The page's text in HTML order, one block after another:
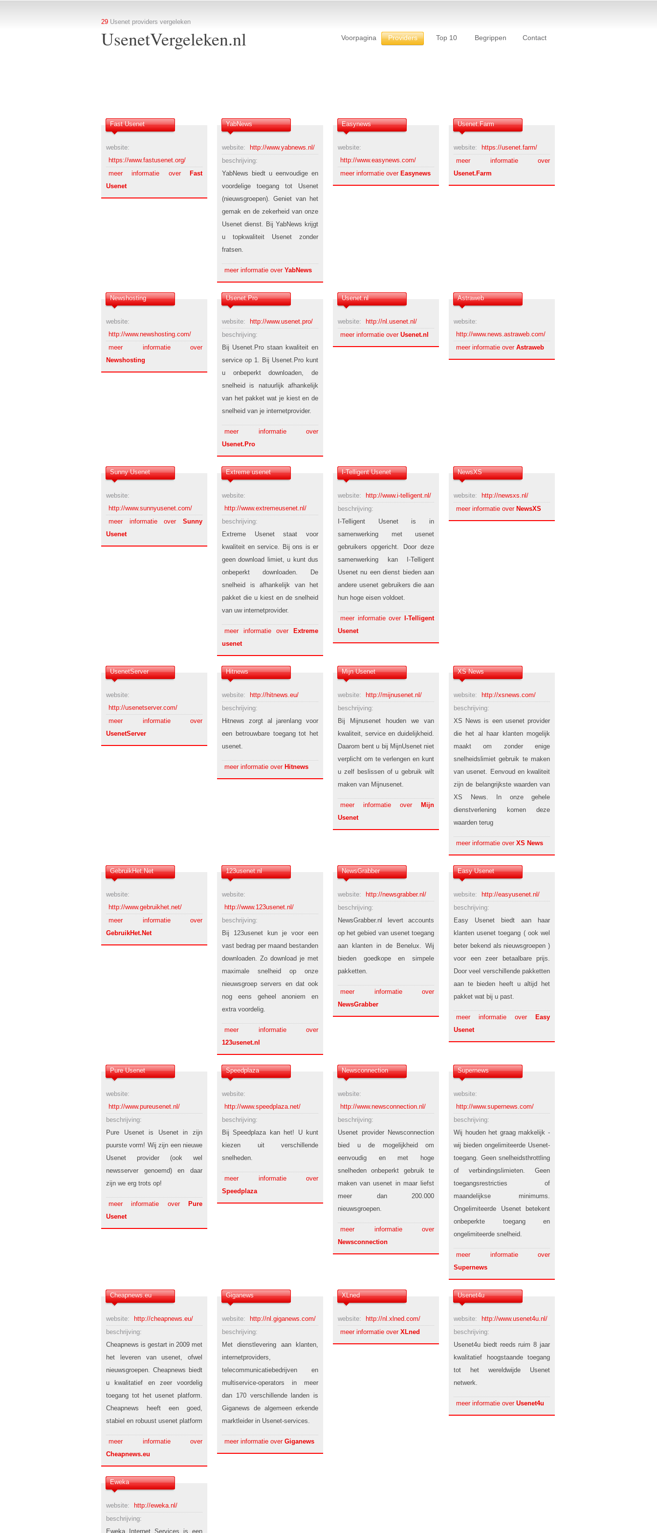
29 Usenet providers vergeleken
UsenetVergeleken.nl Voorpagina Providers Top 10 Begrippen Contact
Fast Usenet
website:
https://www.fastusenet.org/
meer informatie over
Fast
Usenet
YabNews
website:
http://www.yabnews.nl/
beschrijving:
YabNews biedt u eenvoudige en
voordelige toegang tot Usenet
(nieuwsgroepen). Geniet van het
gemak en de zekerheid van onze
Usenet dienst. Bij YabNews krijgt
u topkwaliteit Usenet zonder
fratsen.
meer informatie over YabNews
Easynews
website:
http://www.easynews.com/
meer informatie over Easynews
Usenet.Farm
website:
https://usenet.farm/
meer informatie over
Usenet.Farm
Newshosting
website:
http://www.newshosting.com/
meer informatie over
Newshosting
Usenet.Pro
website:
http://www.usenet.pro/
beschrijving:
Bij Usenet.Pro staan kwaliteit en
service op 1. Bij Usenet.Pro kunt
u onbeperkt downloaden, de
snelheid is natuurlijk afhankelijk
van het pakket wat je kiest en de
snelheid van je internetprovider.
meer informatie over
Usenet.Pro
Usenet.nl
website:
http://nl.usenet.nl/
meer informatie over Usenet.nl
Astraweb
website:
http://www.news.astraweb.com/
meer informatie over Astraweb
Sunny Usenet
website:
http://www.sunnyusenet.com/
meer informatie over Sunny
Usenet
Extreme usenet
website:
http://www.extremeusenet.nl/
beschrijving:
Extreme Usenet staat voor
kwaliteit en service. Bij ons is er
geen download limiet, u kunt dus
onbeperkt downloaden. De
snelheid is afhankelijk van het
pakket die u kiest en de snelheid
van uw internetprovider.
meer informatie over
Extreme
usenet
I-Telligent Usenet
website:
http://www.i-telligent.nl/
beschrijving:
I-Telligent Usenet is in
samenwerking met usenet
gebruikers opgericht. Door deze
samenwerking kan I-Telligent
Usenet nu een dienst bieden aan
andere usenet gebruikers die aan
hun hoge eisen voldoet.
meer informatie over
I-Telligent
Usenet
NewsXS
website:
http://newsxs.nl/
meer informatie over NewsXS
UsenetServer
website:
http://usenetserver.com/
meer informatie over
UsenetServer
Hitnews
website:
http://hitnews.eu/
beschrijving:
Hitnews zorgt al jarenlang voor
een betrouwbare toegang tot het
usenet.
meer informatie over Hitnews
Mijn Usenet
website:
http://mijnusenet.nl/
beschrijving:
Bij Mijnusenet houden we van
kwaliteit, service en duidelijkheid.
Daarom bent u bij MijnUsenet niet
verplicht om te verlengen en kunt
u zelf beslissen of u gebruik wilt
maken van Mijnusenet.
meer informatie over
Mijn
Usenet
XS News
website:
http://xsnews.com/
beschrijving:
XS News is een usenet provider
die het al haar klanten mogelijk
maakt om zonder enige
snelheidslimiet gebruik te maken
van usenet. Eenvoud en kwaliteit
zijn de belangrijkste waarden van
XS News. In onze gehele
dienstverlening komen deze
waarden terug
meer informatie over XS News
GebruikHet.Net
website:
http://www.gebruikhet.net/
meer informatie over
GebruikHet.Net
123usenet.nl
website:
http://www.123usenet.nl/
beschrijving:
Bij 123usenet kun je voor een
vast bedrag per maand bestanden
downloaden. Zo download je met
maximale snelheid op onze
nieuwsgroep servers en dat ook
nog eens geheel anoniem en
extra voordelig.
meer informatie over
123usenet.nl
NewsGrabber
website:
http://newsgrabber.nl/
beschrijving:
NewsGrabber.nl levert accounts
op het gebied van usenet toegang
aan klanten in de Benelux. Wij
bieden goedkope en simpele
pakketten.
meer informatie over
NewsGrabber
Easy Usenet
website:
http://easyusenet.nl/
beschrijving:
Easy Usenet biedt aan haar
klanten usenet toegang ( ook wel
beter bekend als nieuwsgroepen )
voor een zeer betaalbare prijs.
Door veel verschillende pakketten
aan te bieden heeft u altijd het
pakket wat bij u past.
meer informatie over
Easy
Usenet
Pure Usenet
website:
http://www.pureusenet.nl/
beschrijving:
Pure Usenet is Usenet in zijn
puurste vorm! Wij zijn een nieuwe
Usenet provider (ook wel
newsserver genoemd) en daar
zijn we erg trots op!
meer informatie over
Pure
Usenet
Speedplaza
website:
http://www.speedplaza.net/
beschrijving:
Bij Speedplaza kan het! U kunt
kiezen uit verschillende
snelheden.
meer informatie over
Speedplaza
Newsconnection
website:
http://www.newsconnection.nl/
beschrijving:
Usenet provider Newsconnection
bied u de mogelijkheid om
eenvoudig en met hoge
snelheden onbeperkt gebruik te
maken van usenet in maar liefst
meer dan 200.000
nieuwsgroepen.
meer informatie over
Newsconnection
Supernews
website:
http://www.supernews.com/
beschrijving:
Wij houden het graag makkelijk -
wij bieden ongelimiteerde Usenet-
toegang. Geen snelheidsthrottling
of verbindingslimieten. Geen
toegangsrestricties of
maandelijkse minimums.
Ongelimiteerde Usenet betekent
onbeperkte toegang en
ongelimiteerde snelheid.
meer informatie over
Supernews
Cheapnews.eu
website:
http://cheapnews.eu/
beschrijving:
Cheapnews is gestart in 2009 met
het leveren van usenet, ofwel
nieuwsgroepen. Cheapnews biedt
u kwalitatief en zeer voordelig
toegang tot het usenet platform.
Cheapnews heeft een goed,
stabiel en robuust usenet platform
meer informatie over
Cheapnews.eu
Giganews
website:
http://nl.giganews.com/
beschrijving:
Met dienstlevering aan klanten,
internetproviders,
telecommunicatiebedrijven en
multiservice-operators in meer
dan 170 verschillende landen is
Giganews de algemeen erkende
marktleider in Usenet-services.
meer informatie over Giganews
XLned
website:
http://nl.xlned.com/
meer informatie over XLned
Usenet4u
website:
http://www.usenet4u.nl/
beschrijving:
Usenet4u biedt reeds ruim 8 jaar
kwalitatief hoogstaande toegang
tot het wereldwijde Usenet
netwerk.
meer informatie over Usenet4u
Eweka
website:
http://eweka.nl/
beschrijving:
Eweka Internet Services is een